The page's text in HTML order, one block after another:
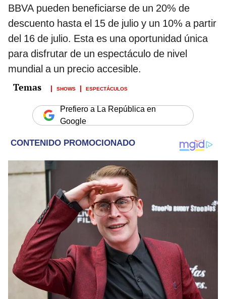
BBVA pueden beneficiarse de un 20% de
descuento hasta el 15 de julio y un 10% a partir
del 16 de julio. Esta es una oportunidad única
para disfrutar de un espectáculo de nivel
mundial a un precio accesible.
SHOWS ESPECTÁCULOS
Prefiero a La República en
Google